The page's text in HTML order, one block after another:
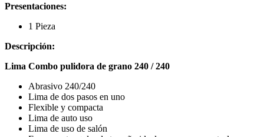
Presentaciones:
1 Pieza
Descripción:
Lima Combo pulidora de grano 240 / 240
Abrasivo 240/240
Lima de dos pasos en uno
Flexible y compacta
Lima de auto uso
Lima de uso de salón